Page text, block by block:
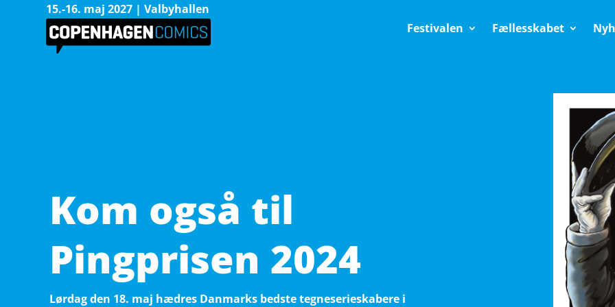
15.-16. maj 2027 | Valbyhallen
Festivalen
Fællesskabet
Kom også til
Pingprisen 2024
Lørdag den 18. maj hædres Danmarks bedste tegneserieskabere i